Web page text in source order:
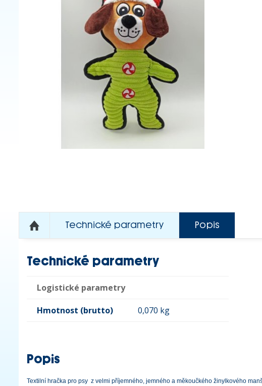
Technické parametry Popis
Technické parametry
Logistické parametry
Hmotnost (brutto) 0,070 kg
Popis
Textilní hračka pro psy z velmi příjemného, jemného a měkoučkého žinylkového